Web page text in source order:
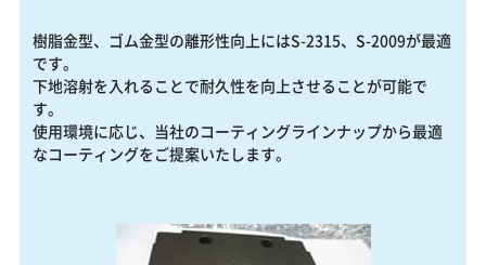
樹脂金型、ゴム金型の離形性向上にはS-2315、S-2009が最適
です。
下地溶射を入れることで耐久性を向上させることが可能で
す。
使用環境に応じ、当社のコーティングラインナップから最適
なコーティングをご提案いたします。